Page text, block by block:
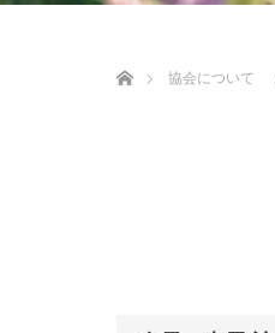
協会について